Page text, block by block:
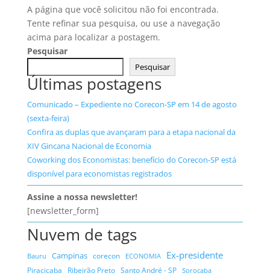
A página que você solicitou não foi encontrada.
Tente refinar sua pesquisa, ou use a navegação
acima para localizar a postagem.
Pesquisar
Pesquisar
Últimas postagens
Comunicado – Expediente no Corecon-SP em 14 de agosto
(sexta-feira)
Confira as duplas que avançaram para a etapa nacional da
XIV Gincana Nacional de Economia
Coworking dos Economistas: benefício do Corecon-SP está
disponível para economistas registrados
Assine a nossa newsletter!
[newsletter_form]
Nuvem de tags
Bauru Campinas corecon ECONOMIA Ex-presidente
Piracicaba Ribeirão Preto Santo André - SP
Sorocaba